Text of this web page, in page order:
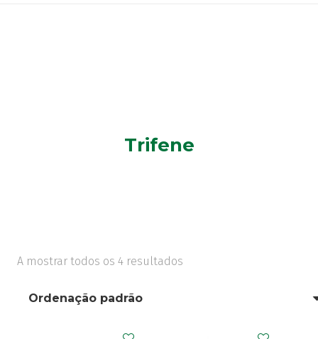
Trifene
A mostrar todos os 4 resultados